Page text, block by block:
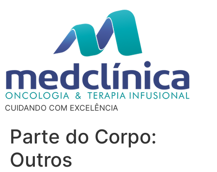
CUIDANDO COM EXCELÊNCIA
Parte do Corpo:
Outros